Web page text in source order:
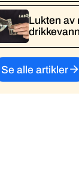
Lukten av
Se alle artikler